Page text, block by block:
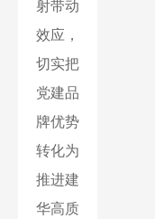
射带动
效应，
切实把
党建品
牌优势
转化为
推进建
华高质